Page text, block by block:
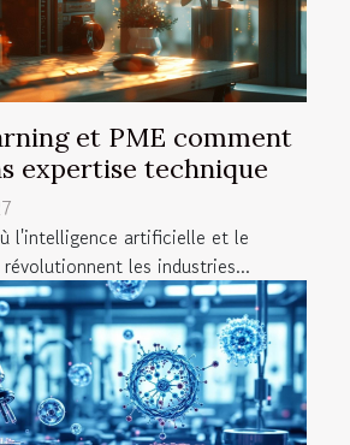
et PME comment
expertise technique
l'intelligence artificielle et le
les industries...